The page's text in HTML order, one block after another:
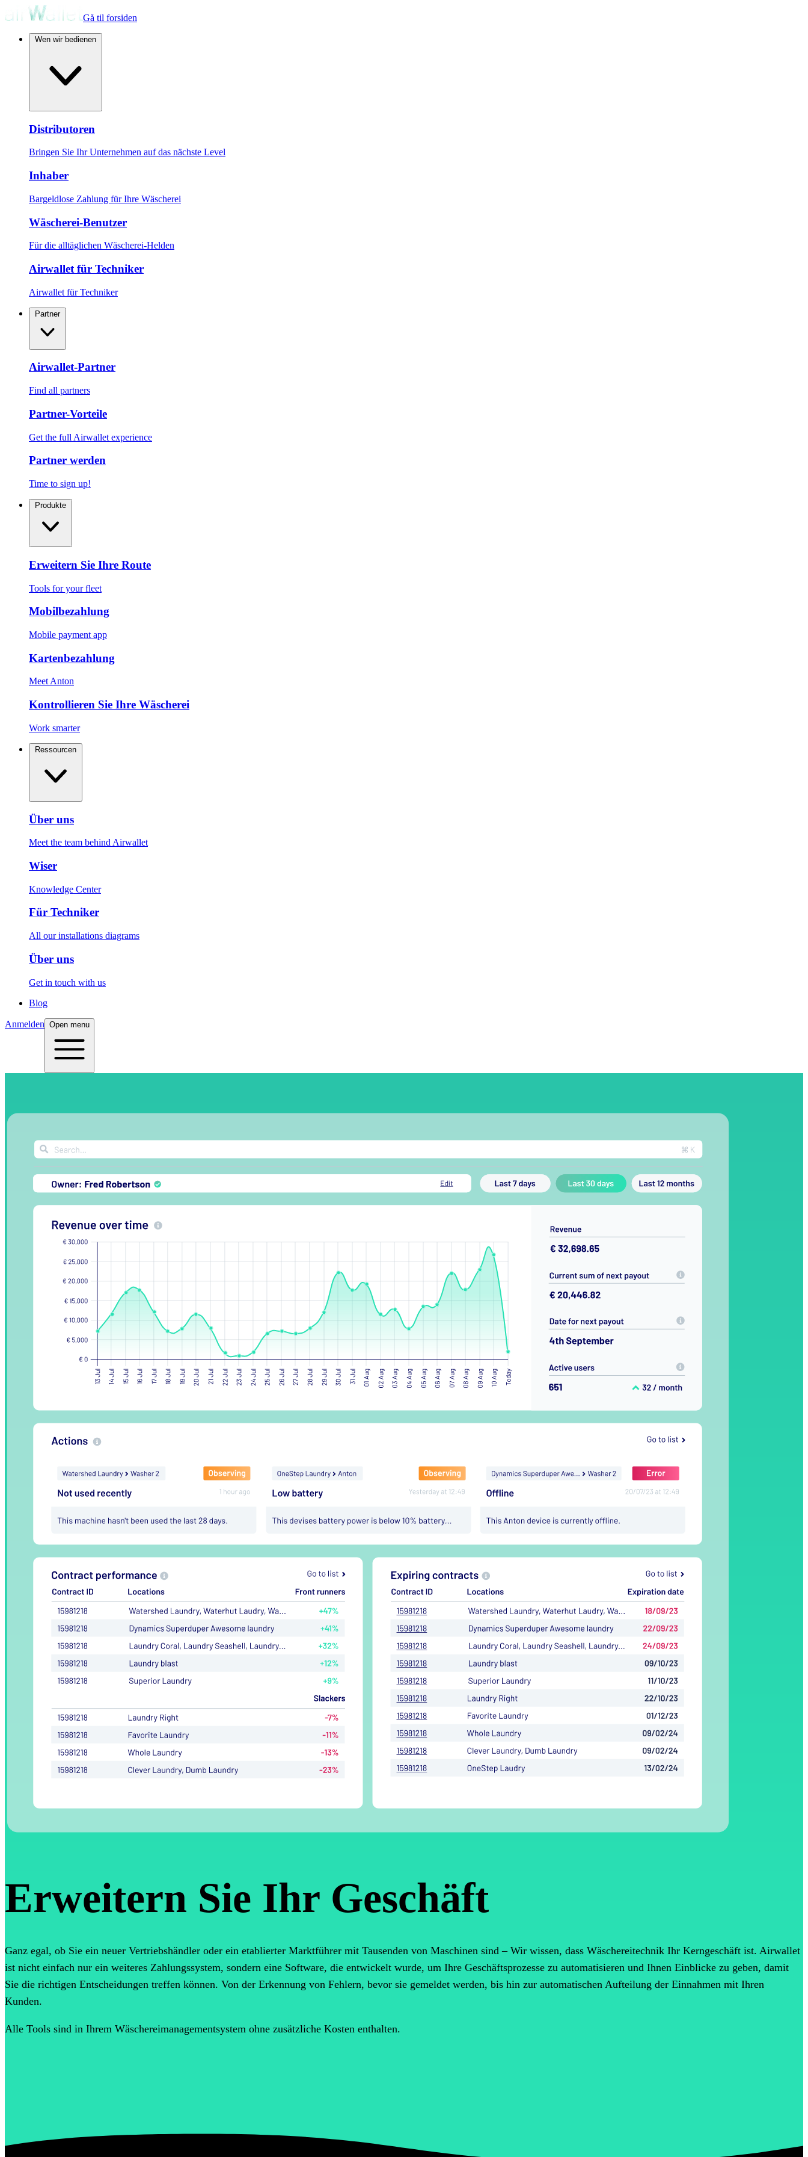
Gå til forsiden
Distributoren
Bringen Sie Ihr Unternehmen auf das nächste Level
Inhaber
Bargeldlose Zahlung für Ihre Wäscherei
Wäscherei-Benutzer
Für die alltäglichen Wäscherei-Helden
Airwallet für Techniker
Airwallet für Techniker
Partner
Airwallet-Partner
Find all partners
Partner-Vorteile
Get the full Airwallet experience
Partner werden
Time to sign up!
Erweitern Sie Ihre Route
Tools for your fleet
Mobilbezahlung
Mobile payment app
Kartenbezahlung
Meet Anton
Kontrollieren Sie Ihre Wäscherei
Work smarter
Über uns
Meet the team behind Airwallet
Wiser
Knowledge Center
Für Techniker
All our installations diagrams
Über uns
Get in touch with us
Blog
Anmelden Open menu
Erweitern Sie Ihr Geschäft
Ganz egal, ob Sie ein neuer Vertriebshändler oder ein etablierter Marktführer mit Tausenden von Maschinen sind – Wir wissen, dass Wäschereitechnik Ihr Kerngeschäft ist. Airwallet
ist nicht einfach nur ein weiteres Zahlungssystem, sondern eine Software, die entwickelt wurde, um Ihre Geschäftsprozesse zu automatisieren und Ihnen Einblicke zu geben, damit
Sie die richtigen Entscheidungen treffen können. Von der Erkennung von Fehlern, bevor sie gemeldet werden, bis hin zur automatischen Aufteilung der Einnahmen mit Ihren
Kunden.
Alle Tools sind in Ihrem Wäschereimanagementsystem ohne zusätzliche Kosten enthalten.